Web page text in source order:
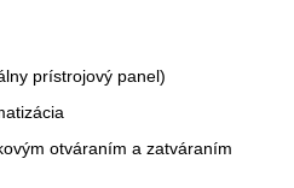
prístrojový panel)
otváraním a zatváraním